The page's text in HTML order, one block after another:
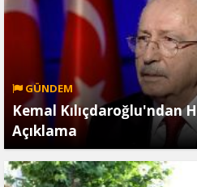
GÜNDEM
Kemal Kılıçdaroğlu'ndan
Açıklama